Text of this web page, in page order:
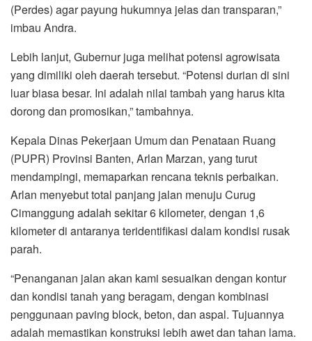
(Perdes) agar payung hukumnya jelas dan transparan,”
imbau Andra.
Lebih lanjut, Gubernur juga melihat potensi agrowisata
yang dimiliki oleh daerah tersebut. “Potensi durian di sini
luar biasa besar. Ini adalah nilai tambah yang harus kita
dorong dan promosikan,” tambahnya.
Kepala Dinas Pekerjaan Umum dan Penataan Ruang
(PUPR) Provinsi Banten, Arlan Marzan, yang turut
mendampingi, memaparkan rencana teknis perbaikan.
Arlan menyebut total panjang jalan menuju Curug
Cimanggung adalah sekitar 6 kilometer, dengan 1,6
kilometer di antaranya teridentifikasi dalam kondisi rusak
parah.
“Penanganan jalan akan kami sesuaikan dengan kontur
dan kondisi tanah yang beragam, dengan kombinasi
penggunaan paving block, beton, dan aspal. Tujuannya
adalah memastikan konstruksi lebih awet dan tahan lama.